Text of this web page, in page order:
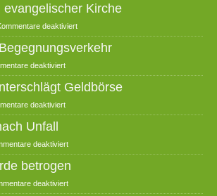
evangelischer Kirche
deaktiviert
deaktiviert
Geldbörse
deaktiviert
Unfall
deaktiviert
betrogen
deaktiviert